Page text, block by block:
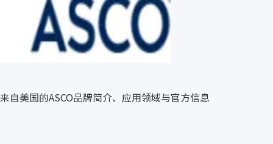
来自美国的ASCO品牌简介、应用领域与官方信息